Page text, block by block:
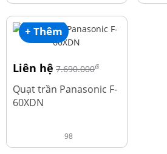
+ Thêm
Liên hệ 7.690.000đ
Quạt trần Panasonic F-
60XDN
98